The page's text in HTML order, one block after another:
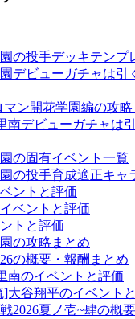
の投手デッキテンプ
デビューガチャは引
マン開花学園編の攻
南デビューガチャは
の固有イベント一覧
の投手育成適正キャ
ントと評価
ベントと評価
トと評価
の攻略まとめ
の概要・報酬まとめ
南のイベントと評価
]大谷翔平のイベント
2026夏ノ壱~肆の概